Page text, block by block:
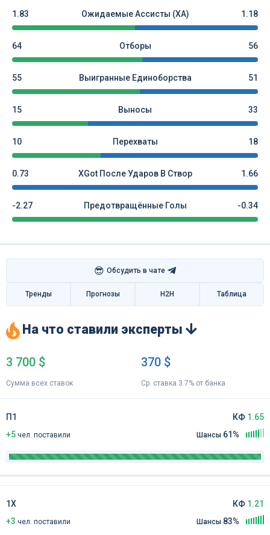
1.83 Ожидаемые Ассисты (xA) 1.18
64 Отборы 56
55 Выигранные Единоборства 51
15 Выносы 33
10 Перехваты 18
0.73 XGot После Ударов В Створ 1.66
-2.27 Предотвращённые Голы -0.34
😎 Обсудить в чате
Тренды Прогнозы H2H Таблица
На что ставили эксперты
3 700 $
Сумма всех ставок
370 $
Ср. ставка 3.7% от банка
П1
+5 чел. поставили
КФ 1.65
Шансы 61%
1Х
+3 чел. поставили
КФ 1.21
Шансы 83%